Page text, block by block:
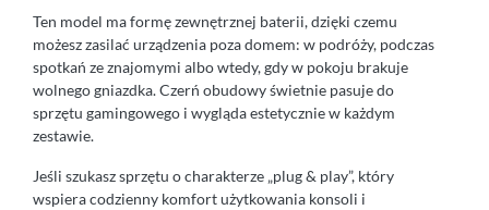
Ten model ma formę zewnętrznej baterii, dzięki czemu
możesz zasilać urządzenia poza domem: w podróży, podczas
spotkań ze znajomymi albo wtedy, gdy w pokoju brakuje
wolnego gniazdka. Czerń obudowy świetnie pasuje do
sprzętu gamingowego i wygląda estetycznie w każdym
zestawie.
Jeśli szukasz sprzętu o charakterze „plug & play”, który
wspiera codzienny komfort użytkowania konsoli i